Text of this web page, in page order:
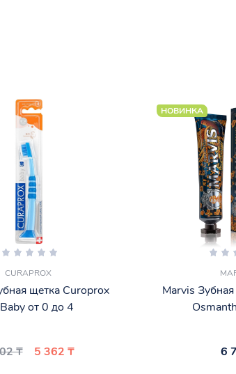
CURAPROX
щетка Curoprox
от 0 до 4
₸ 5 362 ₸
НОВИНКА
Marvis
6